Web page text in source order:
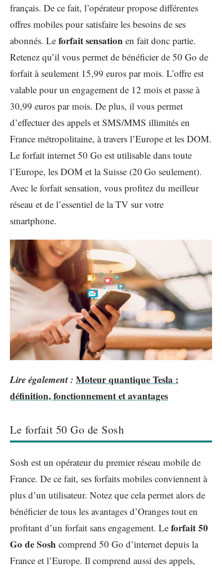
français. De ce fait, l’opérateur propose différentes
offres mobiles pour satisfaire les besoins de ses
abonnés. Le forfait sensation en fait donc partie.
Retenez qu’il vous permet de bénéficier de 50 Go de
forfait à seulement 15,99 euros par mois. L’offre est
valable pour un engagement de 12 mois et passe à
30,99 euros par mois. De plus, il vous permet
d’effectuer des appels et SMS/MMS illimités en
France métropolitaine, à travers l’Europe et les DOM.
Le forfait internet 50 Go est utilisable dans toute
l’Europe, les DOM et la Suisse (20 Go seulement).
Avec le forfait sensation, vous profitez du meilleur
réseau et de l’essentiel de la TV sur votre
smartphone.
Lire également : Moteur quantique Tesla :
définition, fonctionnement et avantages
Le forfait 50 Go de Sosh
Sosh est un opérateur du premier réseau mobile de
France. De ce fait, ses forfaits mobiles conviennent à
plus d’un utilisateur. Notez que cela permet alors de
bénéficier de tous les avantages d’Oranges tout en
profitant d’un forfait sans engagement. Le forfait 50
Go de Sosh comprend 50 Go d’internet depuis la
France et l’Europe. Il comprend aussi des appels,